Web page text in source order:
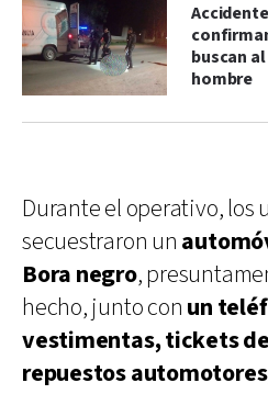
buscan
hombre
Durante el operativo, los
secuestraron un
Bora negro,
hecho, junto con un
vestimentas, tickets
repuestos automotores